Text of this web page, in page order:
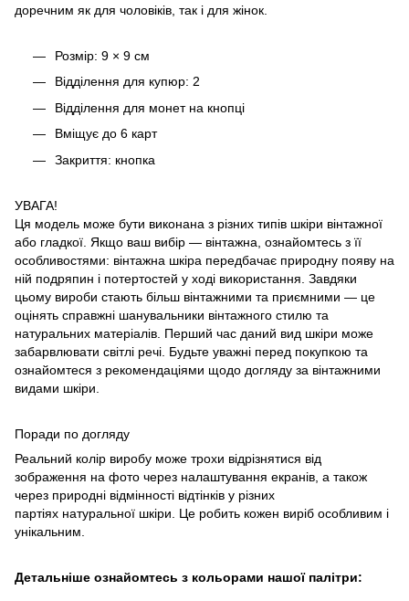
доречним як для чоловіків, так і для жінок.
Розмір: 9 × 9 см
Відділення для купюр: 2
Відділення для монет на кнопці
Вміщує до 6 карт
Закриття: кнопка
УВАГА!
Ця модель може бути виконана з різних типів шкіри вінтажної
або гладкої. Якщо ваш вибір — вінтажна, ознайомтесь з її
особливостями: вінтажна шкіра передбачає природну появу на
ній подряпин і потертостей у ході використання. Завдяки
цьому вироби стають більш вінтажними та приємними — це
оцінять справжні шанувальники вінтажного стилю та
натуральних матеріалів. Перший час даний вид шкіри може
забарвлювати світлі речі. Будьте уважні перед покупкою та
ознайомтеся з рекомендаціями щодо догляду за вінтажними
видами шкіри.
Поради по догляду
Реальний колір виробу може трохи відрізнятися від
зображення на фото через налаштування екранів, а також
через природні відмінності відтінків у різних
партіях натуральної шкіри. Це робить кожен виріб особливим і
унікальним.
Детальніше ознайомтесь з кольорами нашої палітри: